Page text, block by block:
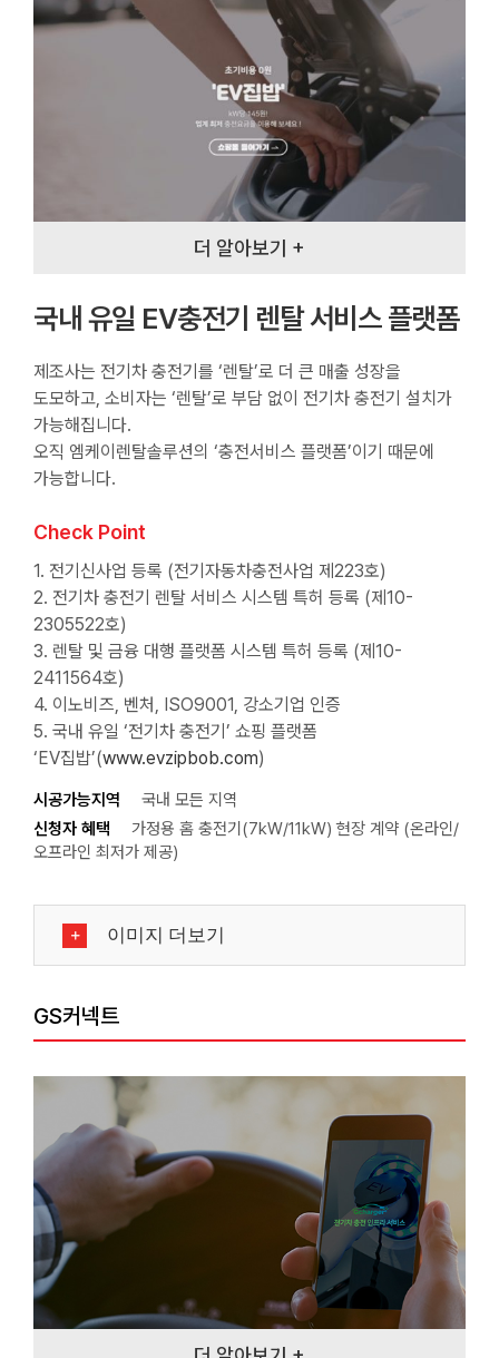
더 알아보기 +
국내 유일 EV충전기 렌탈 서비스 플랫폼
제조사는 전기차 충전기를 ‘렌탈’로 더 큰 매출 성장을
도모하고, 소비자는 ‘렌탈’로 부담 없이 전기차 충전기 설치가
가능해집니다.
오직 엠케이렌탈솔루션의 ‘충전서비스 플랫폼’이기 때문에
가능합니다.
Check Point
1. 전기신사업 등록 (전기자동차충전사업 제223호)
2. 전기차 충전기 렌탈 서비스 시스템 특허 등록 (제10-
2305522호)
3. 렌탈 및 금융 대행 플랫폼 시스템 특허 등록 (제10-
2411564호)
4. 이노비즈, 벤처, ISO9001, 강소기업 인증
5. 국내 유일 ‘전기차 충전기’ 쇼핑 플랫폼
‘EV집밥’(www.evzipbob.com)
시공가능지역
국내 모든 지역
신청자 혜택
가정용 홈 충전기(7kW/11kW) 현장 계약 (온라인/
오프라인 최저가 제공)
이미지 더보기
GS커넥트